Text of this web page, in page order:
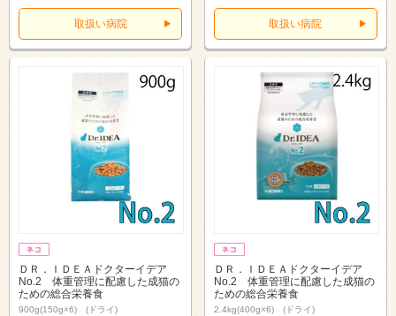
取扱い病院 取扱い病院
ＤＲ．ＩＤＥＡドクターイデア
No.2 体重管理に配慮した成猫の
ための総合栄養食
900g(150g×6) (ドライ)
ＤＲ．ＩＤＥＡドクターイデア
No.2 体重管理に配慮した成猫の
ための総合栄養食
2.4kg(400g×6) (ドライ)